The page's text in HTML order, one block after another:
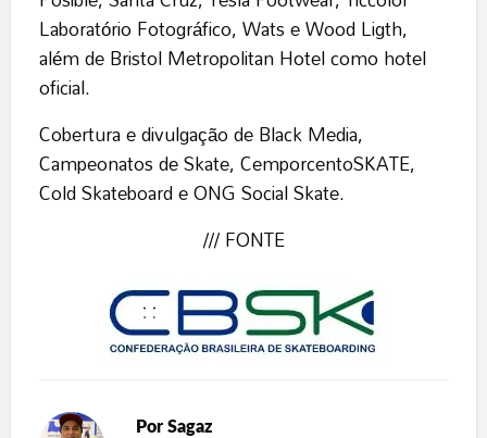
Laboratório Fotográfico, Wats e Wood Ligth,
além de Bristol Metropolitan Hotel como hotel
oficial.
Cobertura e divulgação de Black Media,
Campeonatos de Skate, CemporcentoSKATE,
Cold Skateboard e ONG Social Skate.
/// FONTE
Por Sagaz